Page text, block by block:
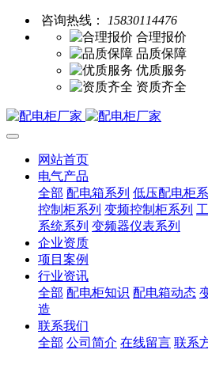
咨询热线：
15830114476
合理报价
品质保障
优质服务
资质齐全
网站首页
电气产品
全部 配电箱系列 低压配电柜
控制柜系列 变频控制柜系列
系统系列 变频器仪表系列
企业资质
项目案例
行业资讯
全部 配电柜知识 配电箱动态
造
联系我们
全部 公司简介 在线留言 联系